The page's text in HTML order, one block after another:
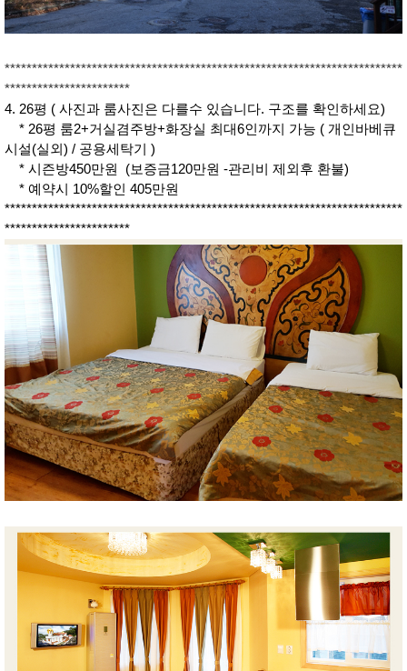
*************************************************************************
***********************
4. 26평 ( 사진과 룸사진은 다를수 있습니다. 구조를 확인하세요)
* 26평 룸2+거실겸주방+화장실 최대6인까지 가능 ( 개인바베큐
시설(실외) / 공용세탁기 )
* 시즌방450만원 (보증금120만원 -관리비 제외후 환불)
* 예약시 10%할인 405만원
*************************************************************************
***********************